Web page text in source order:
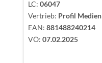
LC: 06047
Vertrieb: Profil Medien
EAN: 881488240214
VÖ: 07.02.2025